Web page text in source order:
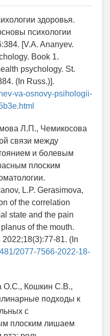
здоровья.
психологии
[V.A. Ananyev.
Book 1.
psychology. St.
(In Russ.)].
va-osnovy-psihologii-
Л.П., Чемикосова
связи между
и болевым
плоским
L.P. Gerasimova,
of the correlation
state and the pain
of the mouth.
81. (In
2077-7566-2022-18-
О.С., Кошкин С.В.,
подходы к
с
плоским лишаем